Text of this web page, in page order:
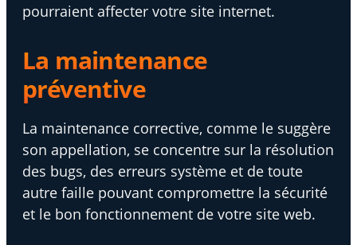
pourraient affecter votre site internet.
La maintenance
préventive
La maintenance corrective, comme le suggère
son appellation, se concentre sur la résolution
des bugs, des erreurs système et de toute
autre faille pouvant compromettre la sécurité
et le bon fonctionnement de votre site web.